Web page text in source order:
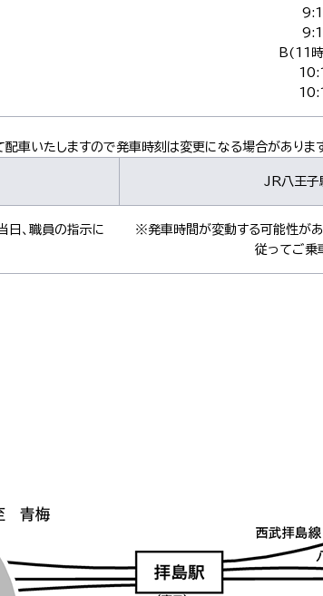
B(11
車いたしますので発車時刻は変更になる場合があります
JR八王子
日、職員の指示に
※発車時間が変動する可能性があ
従ってご乗